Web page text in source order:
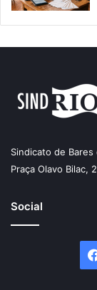
Sindicato de
Praça Olavo Bilac,
Social